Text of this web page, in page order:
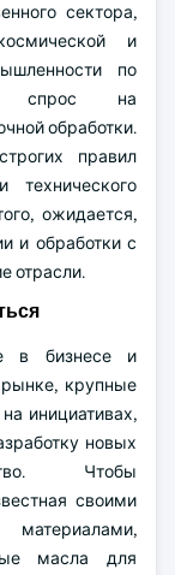
сектора,
и
по
спрос на
обработки.
правил
ожидается,
и обработки с
отрасли.
в бизнесе и
крупные
инициативах,
новых
Чтобы
своими
материалами,
масла для